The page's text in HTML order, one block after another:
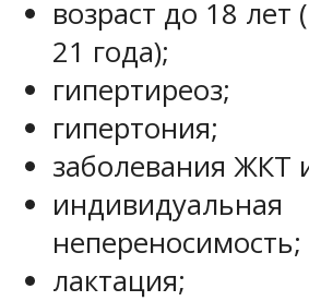
возраст до 18 лет
21 года);
гипертиреоз;
гипертония;
заболевания ЖКТ
индивидуальная
непереносимость;
лактация;